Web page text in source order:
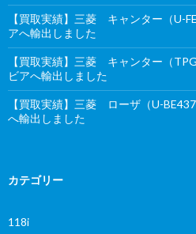
【買取実績】三菱 キャンター（U-
アへ輸出しました
【買取実績】三菱 キャンター（
ビアへ輸出しました
【買取実績】三菱 ローザ（U-
へ輸出しました
カテゴリー
118i